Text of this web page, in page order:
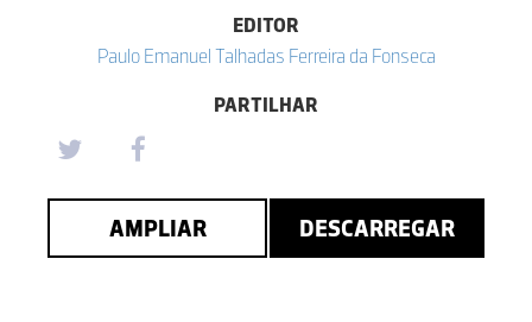
EDITOR
Paulo Emanuel Talhadas Ferreira da Fonseca
PARTILHAR
AMPLIAR DESCARREGAR